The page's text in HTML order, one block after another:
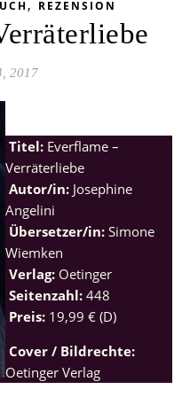
, REZENSION
2017
Titel: Everflame –
Verräterliebe
Autor/in: Josephine
Angelini
Übersetzer/in: Simone
Wiemken
Verlag: Oetinger
Seitenzahl: 448
Preis: 19,99 € (D)
Cover / Bildrechte:
Oetinger Verlag